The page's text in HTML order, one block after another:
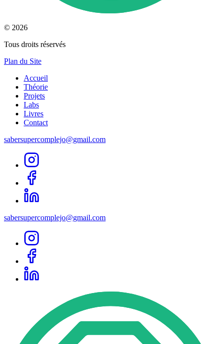
© 2026
Tous droits réservés
Plan du Site
Accueil
Théorie
Projets
Labs
Livres
Contact
sabersupercomplejo@gmail.com
sabersupercomplejo@gmail.com